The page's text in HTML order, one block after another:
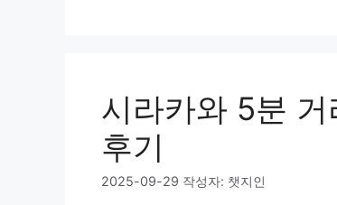
시라카와 5분
후기
2025-09-29 작성자: 챗지인